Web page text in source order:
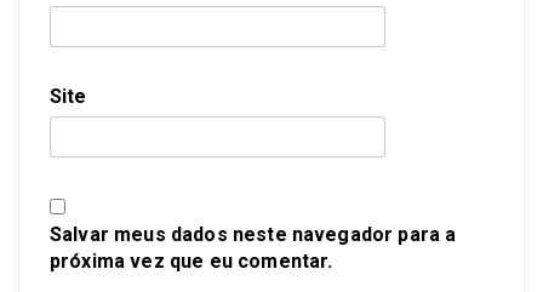
Site
Salvar meus dados neste navegador para a
próxima vez que eu comentar.